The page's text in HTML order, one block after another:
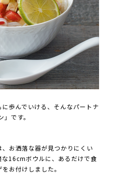
歩んでいける、そんなパートナ
です。
お洒落な器が見つかりにくい
16cmボウルに、あるだけで食
お付けしました。